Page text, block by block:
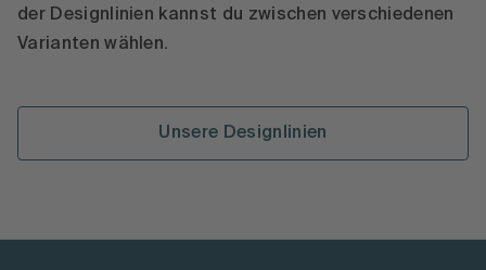
der Designlinien kannst du zwischen verschiedenen
Varianten wählen.
Unsere Designlinien